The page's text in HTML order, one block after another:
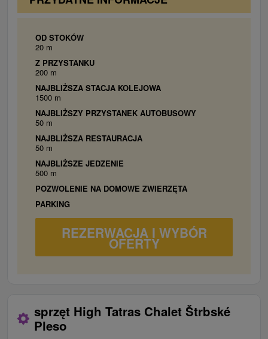
OD STOKÓW
20 m
Z PRZYSTANKU
200 m
NAJBLIŻSZA STACJA KOLEJOWA
1500 m
NAJBLIŻSZY PRZYSTANEK AUTOBUSOWY
50 m
NAJBLIŻSZA RESTAURACJA
50 m
NAJBLIŻSZE JEDZENIE
500 m
POZWOLENIE NA DOMOWE ZWIERZĘTA
PARKING
REZERWACJA I WYBÓR
OFERTY
sprzęt High Tatras Chalet Štrbské
Pleso